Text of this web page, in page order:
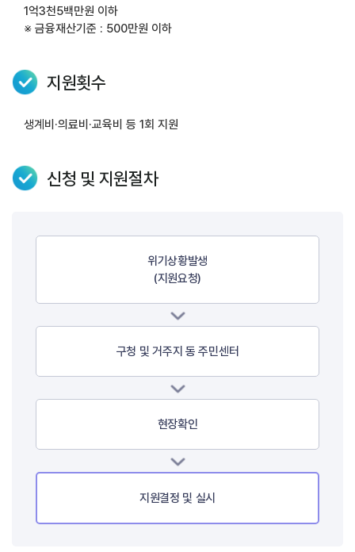
1억3천5백만원 이하
※ 금융재산기준 : 500만원 이하
지원횟수
생계비·의료비·교육비 등 1회 지원
신청 및 지원절차
위기상황발생
(지원요청)
구청 및 거주지 동 주민센터
현장확인
지원결정 및 실시